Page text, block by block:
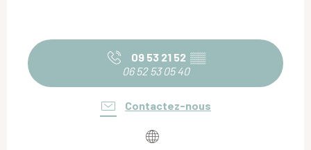
09 53 21 52 ▒▒
06 52 53 05 40
Contactez-nous